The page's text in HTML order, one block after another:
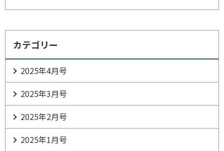
カテゴリー
2025年4月号
2025年3月号
2025年2月号
2025年1月号